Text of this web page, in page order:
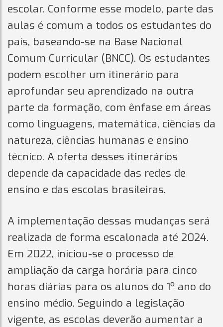
escolar. Conforme esse modelo, parte das
aulas é comum a todos os estudantes do
país, baseando-se na Base Nacional
Comum Curricular (BNCC). Os estudantes
podem escolher um itinerário para
aprofundar seu aprendizado na outra
parte da formação, com ênfase em áreas
como linguagens, matemática, ciências da
natureza, ciências humanas e ensino
técnico. A oferta desses itinerários
depende da capacidade das redes de
ensino e das escolas brasileiras.
A implementação dessas mudanças será
realizada de forma escalonada até 2024.
Em 2022, iniciou-se o processo de
ampliação da carga horária para cinco
horas diárias para os alunos do 1º ano do
ensino médio. Seguindo a legislação
vigente, as escolas deverão aumentar a